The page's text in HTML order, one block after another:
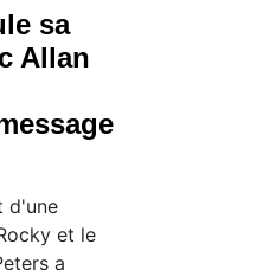
sa
Allan
d'une
et le
a